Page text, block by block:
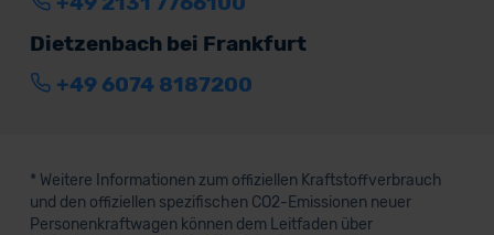
Dietzenbach bei Frankfurt
+49 6074 8187200
* Weitere Informationen zum offiziellen Kraftstoffverbrauch
und den offiziellen spezifischen CO2-Emissionen neuer
Personenkraftwagen können dem Leitfaden über